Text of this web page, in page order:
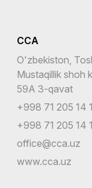
CCA
O'zbekiston,
Mustaqillik shoh
59A 3-qavat
+998 71 205 14
+998 71 205 14
office@cca.uz
www.cca.uz